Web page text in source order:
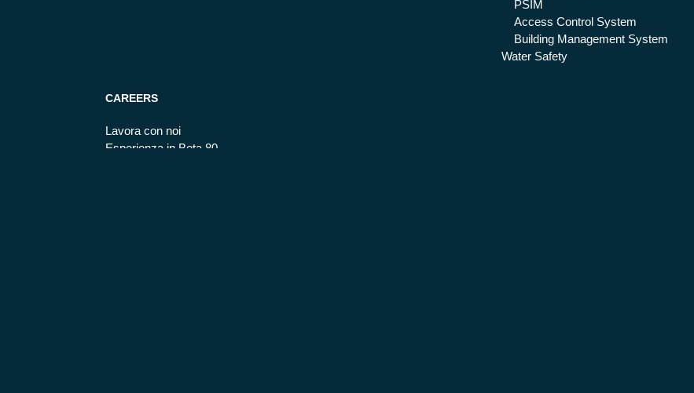
PSIM
Access Control System
Building Management System
Water Safety
CAREERS
Lavora con noi
Esperienza in Beta 80